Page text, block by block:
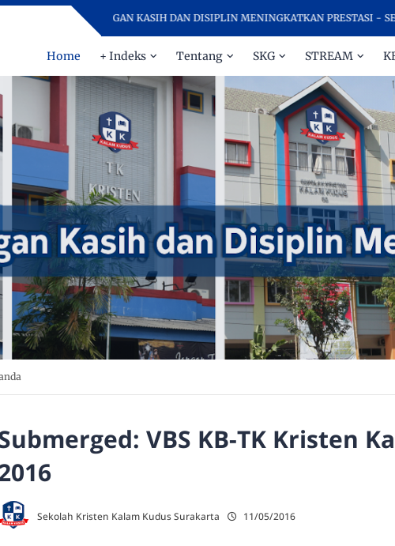
DENGAN KASIH DAN DISIPLIN MENINGKATKAN PRESTASI - SELAMAT
Home + Indeks Tentang SKG STREAM
VBS KB-TK Kristen
Sekolah Kristen Kalam Kudus Surakarta 11/05/2016